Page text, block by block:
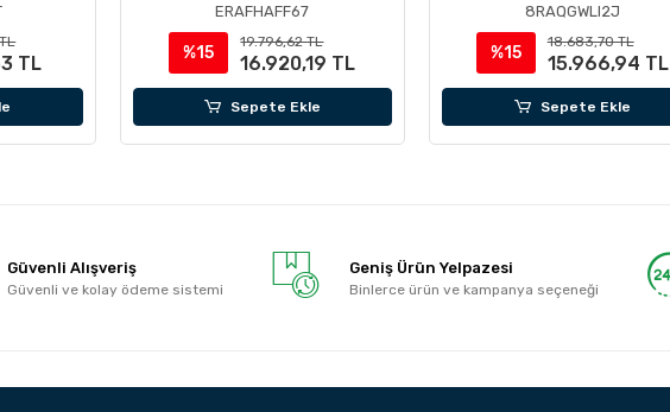
TL
ERAFHAFF67
%15
19.796,62 TL
16.920,19 TL
Sepete Ekle
8RAQGWLI2J
%15
18.683,70 TL
15.966,94 TL
Sepete Ekle
Güvenli Alışveriş
Güvenli ve kolay ödeme sistemi
Geniş Ürün Yelpazesi
Binlerce ürün ve kampanya seçeneği